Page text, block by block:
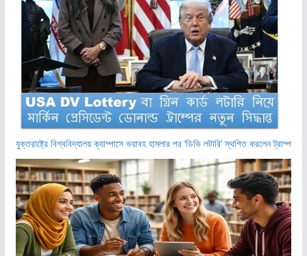
যুক্তরাষ্ট্রে বিশ্ববিদ্যালয় ক্যাম্পাসে ভয়াবহ হামলার পর ‘ডিভি লটারি’ স্থগিত করলেন ট্রাম্প